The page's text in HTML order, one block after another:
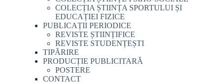
COLECȚIA ȘTIINȚA SPORTULUI ȘI
EDUCAȚIEI FIZICE
PUBLICAȚII PERIODICE
REVISTE ȘTIINȚIFICE
REVISTE STUDENȚEȘTI
TIPĂRIRE
PRODUCȚIE PUBLICITARĂ
POSTERE
CONTACT